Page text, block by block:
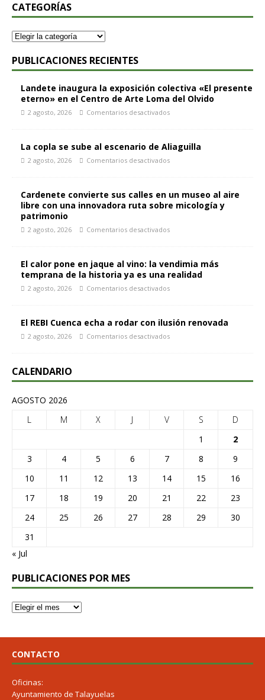
CATEGORÍAS
PUBLICACIONES RECIENTES
Landete inaugura la exposición colectiva «El presente
eterno» en el Centro de Arte Loma del Olvido
2 agosto, 2026 Comentarios desactivados
La copla se sube al escenario de Aliaguilla
2 agosto, 2026 Comentarios desactivados
Cardenete convierte sus calles en un museo al aire
libre con una innovadora ruta sobre micología y
patrimonio
2 agosto, 2026 Comentarios desactivados
El calor pone en jaque al vino: la vendimia más
temprana de la historia ya es una realidad
2 agosto, 2026 Comentarios desactivados
El REBI Cuenca echa a rodar con ilusión renovada
2 agosto, 2026 Comentarios desactivados
CALENDARIO
AGOSTO 2026
L
M X J V S
D
1
2
3
4 5 6 7 8
9
10
11 12 13 14 15
16
17
18 19 20 21 22
23
24
25 26 27 28 29
30
31
« Jul
PUBLICACIONES POR MES
CONTACTO
Oficinas:
Ayuntamiento de Talayuelas